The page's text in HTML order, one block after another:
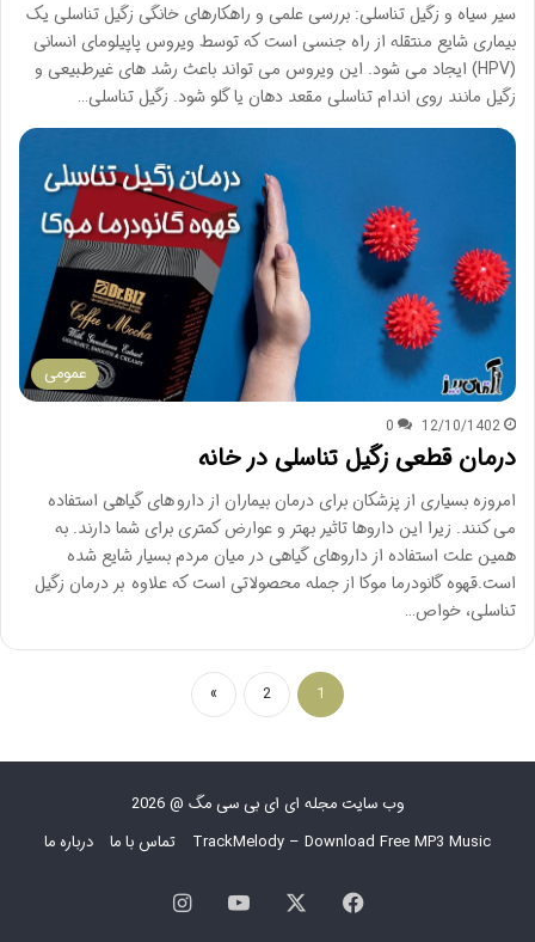
سیر سیاه و زگیل تناسلی: بررسی علمی و راهکارهای خانگی زگیل تناسلی یک
بیماری شایع منتقله از راه جنسی است که توسط ویروس پاپیلومای انسانی
(HPV) ایجاد می شود. این ویروس می تواند باعث رشد های غیرطبیعی و
زگیل مانند روی اندام تناسلی مقعد دهان یا گلو شود. زگیل تناسلی…
عمومی
12/10/1402
0
درمان قطعی زگیل تناسلی در خانه
امروزه بسیاری از پزشکان برای درمان بیماران از دارو های گیاهی استفاده
می کنند. زیرا این داروها تاثیر بهتر و عوارض کمتری برای شما دارند. به
همین علت استفاده از داروهای گیاهی در میان مردم بسیار شایع شده
است.قهوه گانودرما موکا از جمله محصولاتی است که علاوه بر درمان زگیل
تناسلی، خواص…
1
2
»
وب سایت مجله ای ای بی سی مگ @ 2026
TrackMelody – Download Free MP3 Music
تماس با ما درباره ما
فیس
یوتیوباینستاگرام